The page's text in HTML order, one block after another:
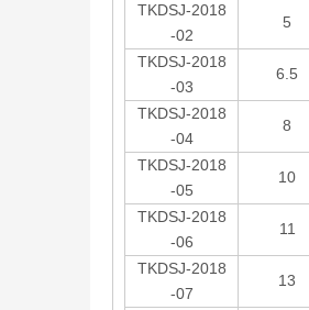
TKDSJ-2018
-02
5
TKDSJ-2018
-03
6.5
TKDSJ-2018
-04
8
TKDSJ-2018
-05
10
TKDSJ-2018
-06
11
TKDSJ-2018
-07
13